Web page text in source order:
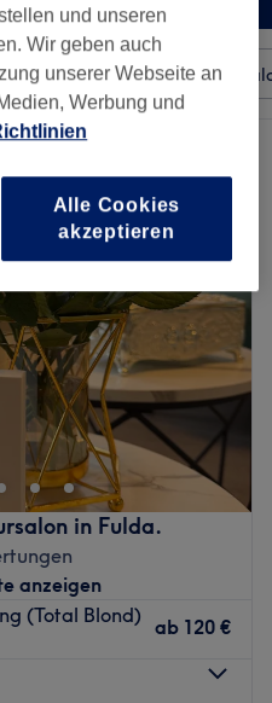
Preis Besonderheiten
in Fulda.
anzeigen
(Total Blond)
ab 120 €
und unseren
Wir geben auch
unserer Webseite an
Werbung und
Alle Cookies
akzeptieren